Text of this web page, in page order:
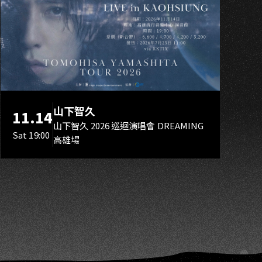
11.14
Sat 19:00
山下智久
山下智久 2026 巡迴演唱會 DREAMING
高雄場